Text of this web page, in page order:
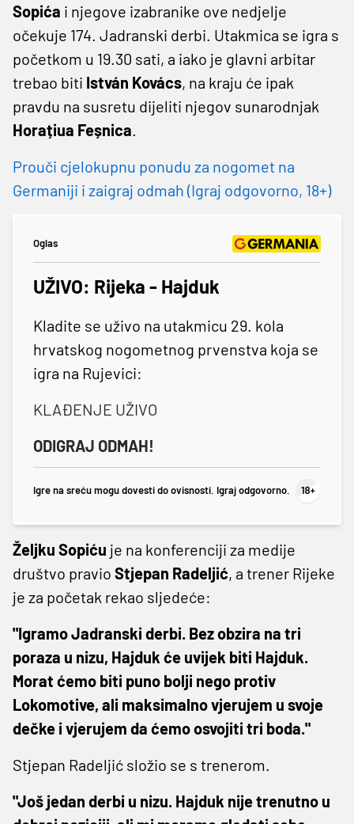
Sopića i njegove izabranike ove nedjelje
očekuje 174. Jadranski derbi. Utakmica se igra s
početkom u 19.30 sati, a iako je glavni arbitar
trebao biti István Kovács, na kraju će ipak
pravdu na susretu dijeliti njegov sunarodnjak
Horațiua Feșnica.
Prouči cjelokupnu ponudu za nogomet na
Germaniji i zaigraj odmah (Igraj odgovorno, 18+)
Oglas
UŽIVO: Rijeka - Hajduk
Kladite se uživo na utakmicu 29. kola
hrvatskog nogometnog prvenstva koja se
igra na Rujevici:
KLAĐENJE UŽIVO
ODIGRAJ ODMAH!
Igre na sreću mogu dovesti do ovisnosti. Igraj odgovorno.
Željku Sopiću je na konferenciji za medije
društvo pravio Stjepan Radeljić, a trener Rijeke
je za početak rekao sljedeće:
"Igramo Jadranski derbi. Bez obzira na tri
poraza u nizu, Hajduk će uvijek biti Hajduk.
Morat ćemo biti puno bolji nego protiv
Lokomotive, ali maksimalno vjerujem u svoje
dečke i vjerujem da ćemo osvojiti tri boda."
Stjepan Radeljić složio se s trenerom.
"Još jedan derbi u nizu. Hajduk nije trenutno u